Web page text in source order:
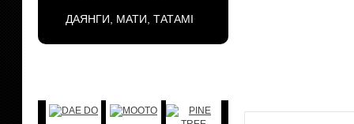
ДАЯНГИ, МАТИ, ТАТАМІ